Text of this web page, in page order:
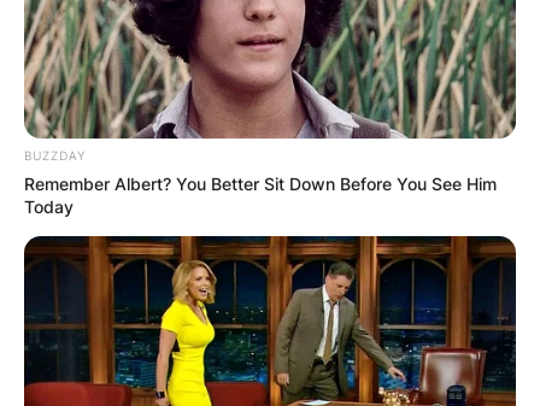
Грција
BUZZDAY
Remember Albert? You Better Sit Down Before You See Him
Today